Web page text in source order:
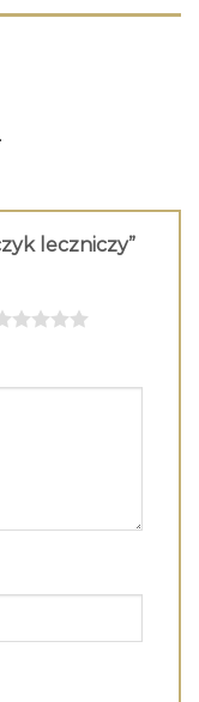
leczniczy”